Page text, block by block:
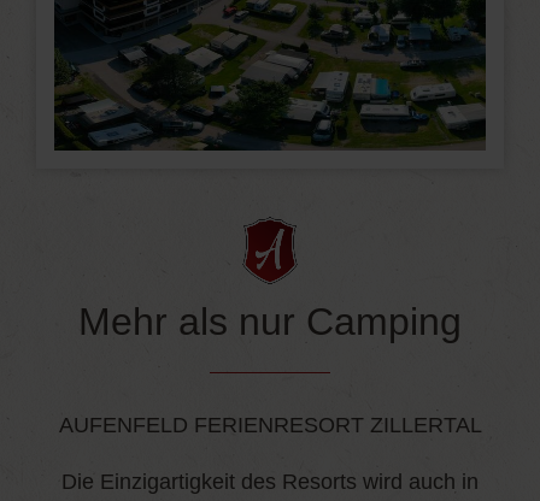
Mehr als nur Camping
AUFENFELD FERIENRESORT ZILLERTAL
Die Einzigartigkeit des Resorts wird auch in